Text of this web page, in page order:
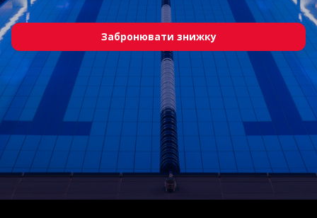
Забронювати знижку